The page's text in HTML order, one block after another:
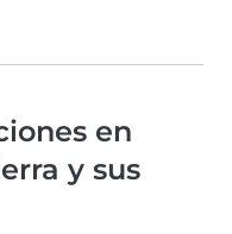
en
y sus